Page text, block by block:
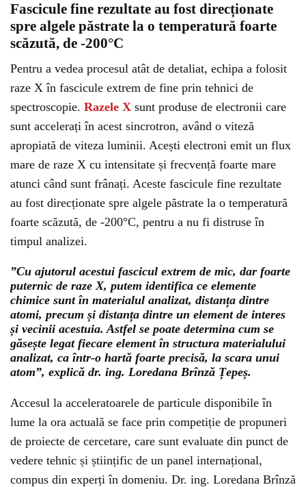
Fascicule fine rezultate au fost direcționate
spre algele păstrate la o temperatură foarte
scăzută, de -200°C
Pentru a vedea procesul atât de detaliat, echipa a folosit
raze X în fascicule extrem de fine prin tehnici de
spectroscopie. Razele X sunt produse de electronii care
sunt accelerați în acest sincrotron, având o viteză
apropiată de viteza luminii. Acești electroni emit un flux
mare de raze X cu intensitate și frecvență foarte mare
atunci când sunt frânați. Aceste fascicule fine rezultate
au fost direcționate spre algele păstrate la o temperatură
foarte scăzută, de -200°C, pentru a nu fi distruse în
timpul analizei.
”Cu ajutorul acestui fascicul extrem de mic, dar foarte
puternic de raze X, putem identifica ce elemente
chimice sunt în materialul analizat, distanța dintre
atomi, precum și distanța dintre un element de interes
și vecinii acestuia. Astfel se poate determina cum se
găsește legat fiecare element în structura materialului
analizat, ca într-o hartă foarte precisă, la scara unui
atom”, explică dr. ing. Loredana Brînză Țepeș.
Accesul la acceleratoarele de particule disponibile în
lume la ora actuală se face prin competiție de propuneri
de proiecte de cercetare, care sunt evaluate din punct de
vedere tehnic și științific de un panel internațional,
compus din experți în domeniu. Dr. ing. Loredana Brînză